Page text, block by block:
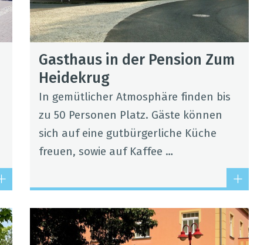
Gast­haus in der Pen­sion Zum
Hei­de­krug
In gemüt­li­cher Atmo­sphäre fin­den bis
zu 50 Per­so­nen Platz. Gäste kön­nen
sich auf eine gut­bür­ger­li­che Küche
freuen, sowie auf Kaf­fee …